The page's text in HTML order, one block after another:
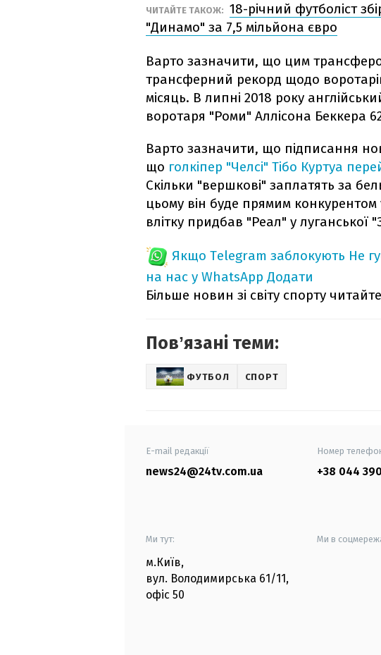
ЧИТАЙТЕ ТАКОЖ: 18-річний футболіст
"Динамо" за 7,5 мільйона євро
Варто зазначити, що цим
трансферний рекорд щодо
місяць. В липні 2018 року
воротаря "Роми" Аллісона Беккера
Варто зазначити, що підписання
що голкіпер "Челсі" Тібо Куртуа
Скільки "вершкові" заплатять за
цьому він буде прямим конкурентом
влітку придбав "Реал" у луганської
Якщо Telegram заблокують Не
на нас у WhatsApp Додати
Більше новин зі світу спорту
Повʼязані теми:
ФУТБОЛ СПОРТ
E-mail редакції
news24@24tv.com.ua
Номер
+38 044
Ми тут:
м.Київ,
вул. Володимирська 61/11,
офіс 50
Ми в